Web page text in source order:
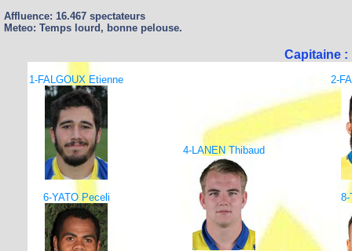
Affluence: 16.467 spectateurs
Meteo: Temps lourd, bonne pelouse.
Capitaine :
1-FALGOUX Etienne 2-
4-LANEN Thibaud
6-YATO Peceli 8-